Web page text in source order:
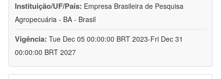
Instituição/UF/País: Empresa Brasileira de Pesquisa
Agropecuária - BA - Brasil
Vigência: Tue Dec 05 00:00:00 BRT 2023-Fri Dec 31
00:00:00 BRT 2027